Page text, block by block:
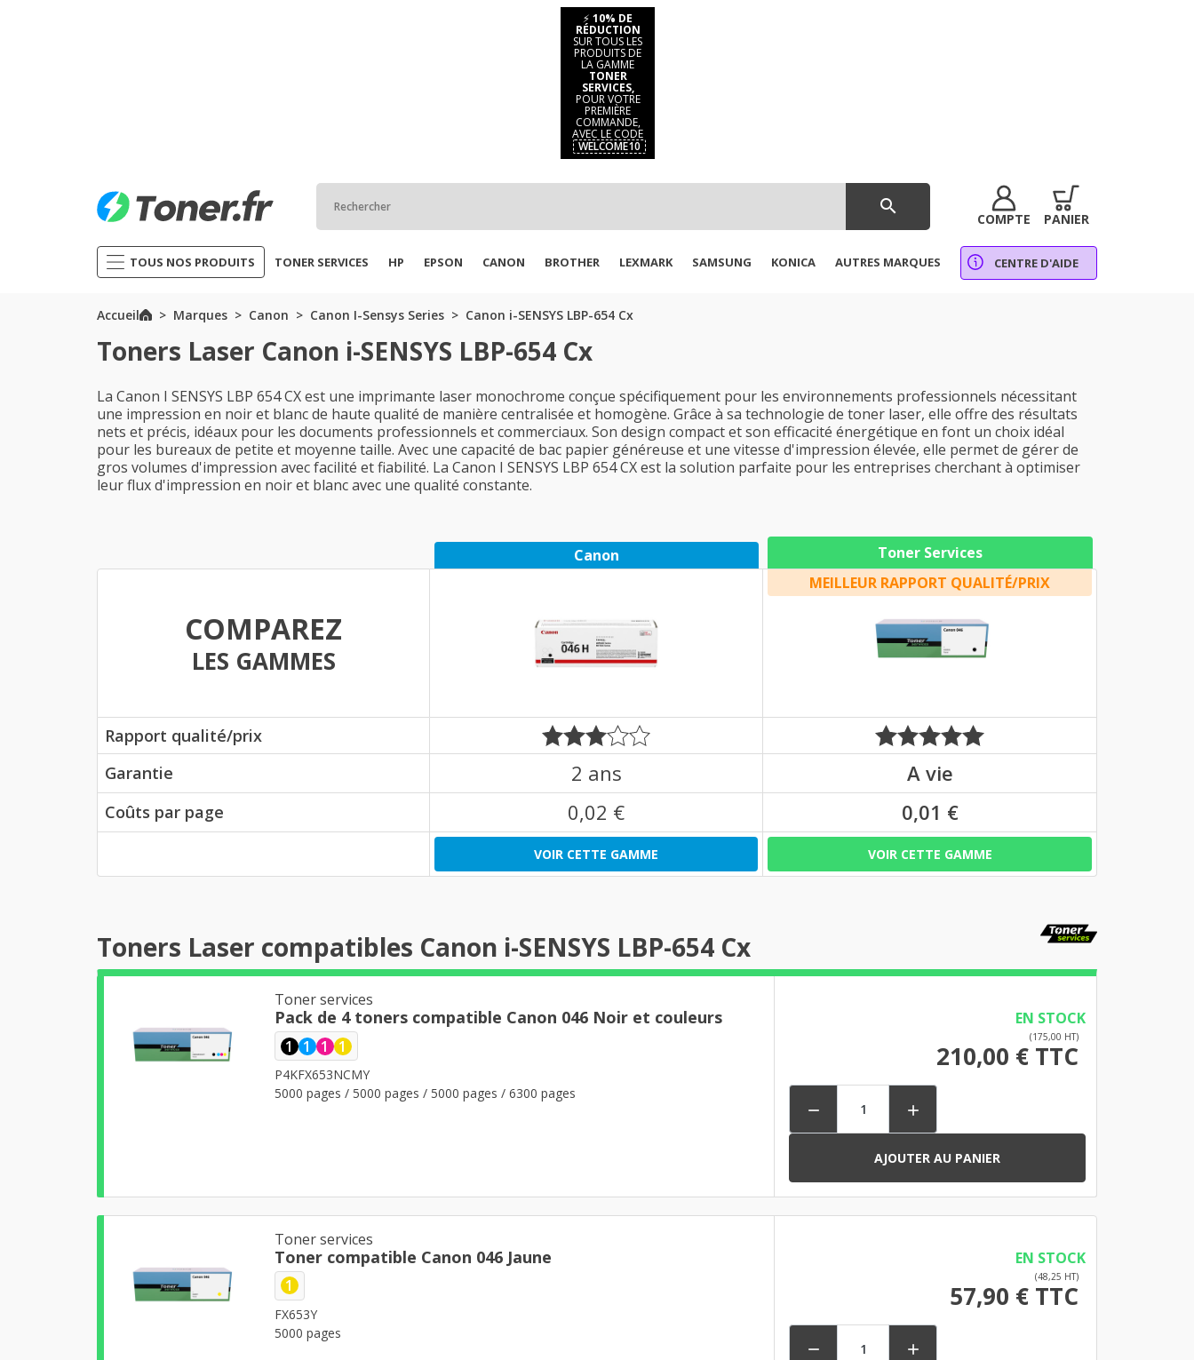
⚡ 10% DE
RÉDUCTION
SUR TOUS LES
PRODUITS DE
LA GAMME
TONER
SERVICES,
POUR VOTRE
PREMIÈRE
COMMANDE,
AVEC LE CODE
WELCOME10
search
COMPTE PANIER
TOUS NOS PRODUITS TONER SERVICES HP EPSON CANON BROTHER LEXMARK SAMSUNG KONICA AUTRES MARQUES CENTRE D'AIDE
Accueil Marques Canon Canon I-Sensys Series Canon i-SENSYS LBP-654 Cx
Toners Laser Canon i-SENSYS LBP-654 Cx
La Canon I SENSYS LBP 654 CX est une imprimante laser monochrome conçue spécifiquement pour les environnements professionnels nécessitant
une impression en noir et blanc de haute qualité de manière centralisée et homogène. Grâce à sa technologie de toner laser, elle offre des résultats
nets et précis, idéaux pour les documents professionnels et commerciaux. Son design compact et son efficacité énergétique en font un choix idéal
pour les bureaux de petite et moyenne taille. Avec une capacité de bac papier généreuse et une vitesse d'impression élevée, elle permet de gérer de
gros volumes d'impression avec facilité et fiabilité. La Canon I SENSYS LBP 654 CX est la solution parfaite pour les entreprises cherchant à optimiser
leur flux d'impression en noir et blanc avec une qualité constante.
Canon Toner Services
COMPAREZ
LES GAMMES
MEILLEUR RAPPORT QUALITÉ/PRIX
Rapport qualité/prix
Garantie
2 ans A vie
Coûts par page 0,02 € 0,01 €
VOIR CETTE GAMME VOIR CETTE GAMME
Toners Laser compatibles Canon i-SENSYS LBP-654 Cx
Toner services
Pack de 4 toners compatible Canon 046 Noir et couleurs
1 1 1 1
P4KFX653NCMY
5000 pages / 5000 pages / 5000 pages / 6300 pages
EN STOCK
(175,00 HT)
210,00 € TTC
 
AJOUTER AU PANIER
Toner services
Toner compatible Canon 046 Jaune
1
FX653Y
5000 pages
EN STOCK
(48,25 HT)
57,90 € TTC
 